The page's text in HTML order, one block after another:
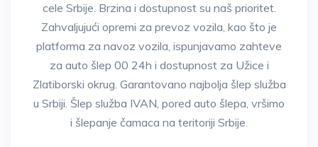
cele Srbije. Brzina i dostupnost su naš prioritet.
Zahvaljujući opremi za prevoz vozila, kao što je
platforma za navoz vozila, ispunjavamo zahteve
za auto šlep 00 24h i dostupnost za Užice i
Zlatiborski okrug. Garantovano najbolja šlep služba
u Srbiji. Šlep služba IVAN, pored auto šlepa, vršimo
i šlepanje čamaca na teritoriji Srbije.